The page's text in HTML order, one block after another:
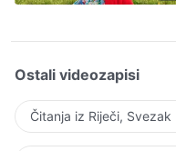
Ostali videozapisi
Čitanja iz Riječi,